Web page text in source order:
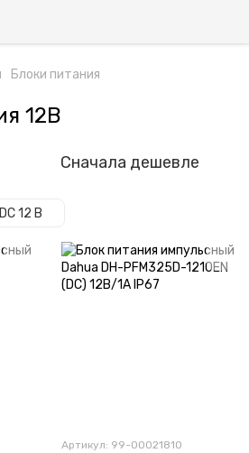
Блоки питания
12В
Сначала дешевле
DC 12 В
Артикул: 99-00021810